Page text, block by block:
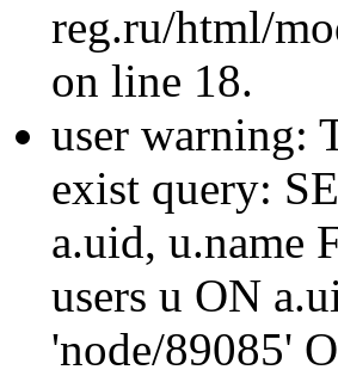
reg.ru/html/
on line 18.
user warning:
exist query:
a.uid, u.name
users u ON
'node/89085'